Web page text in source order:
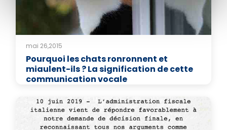
mai 26,2015
Pourquoi les chats ronronnent et
miaulent-ils ? La signification de cette
communication vocale